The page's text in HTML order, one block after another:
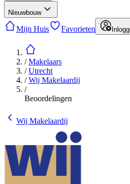
Nieuwbouw
Mijn Huis Favorieten
/Makelaars
/Utrecht
/Wij Makelaardij
/
Beoordelingen
Wij Makelaardij